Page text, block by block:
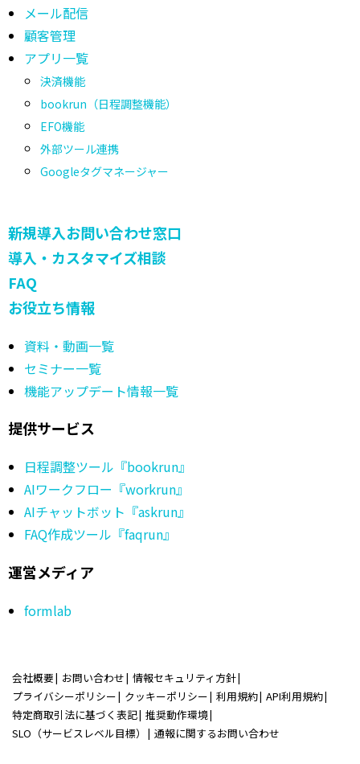
メール配信
顧客管理
アプリ一覧
決済機能
bookrun（日程調整機能）
EFO機能
外部ツール連携
Googleタグマネージャー
新規導入お問い合わせ窓口
導入・カスタマイズ相談
FAQ
お役立ち情報
資料・動画一覧
セミナー一覧
機能アップデート情報一覧
提供サービス
日程調整ツール『bookrun』
AIワークフロー『workrun』
AIチャットボット『askrun』
FAQ作成ツール『faqrun』
運営メディア
formlab
会社概要 お問い合わせ 情報セキュリティ方針
プライバシーポリシー
クッキーポリシー 利用規約 API利用規約
特定商取引法に基づく表記 推奨動作環境
SLO（サービスレベル目標）
通報に関するお問い合わせ